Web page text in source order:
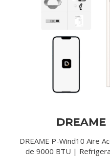
DREAME P-Wind10 Aire
de 9000 BTU |